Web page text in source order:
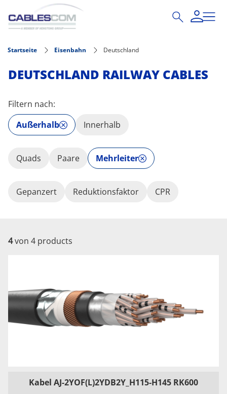
Direkt zum Inhalt
Startseite Eisenbahn Deutschland
DEUTSCHLAND RAILWAY CABLES
Filtern nach:
Außerhalb
Innerhalb
Quads Paare Mehrleiter
Gepanzert Reduktionsfaktor CPR
4von 4 products
Kabel AJ-2YOF(L)2YDB2Y_H115-H145 RK600